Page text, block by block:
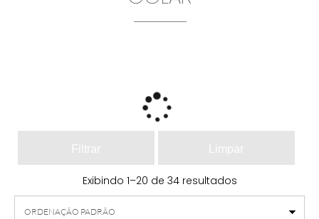
Filtrar Limpar
Exibindo 1–20 de 34 resultados